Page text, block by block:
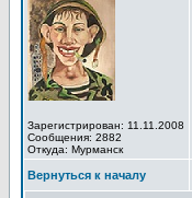
Зарегистрирован: 11.11.2008
Сообщения: 2882
Откуда: Мурманск
Вернуться к началу